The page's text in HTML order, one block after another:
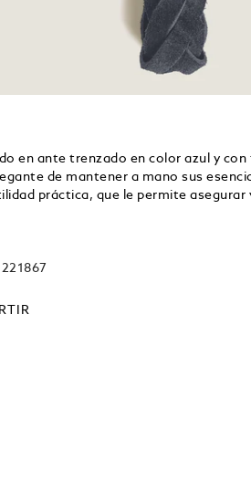
en ante trenzado en color azul y
de mantener a mano sus
práctica, que le permite asegurar